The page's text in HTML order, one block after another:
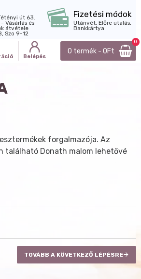
út 63.
Vásárlás és
átvétele
Szo 9-12
Fizetési módok
Utánvét, Előre utalás,
Bankkártya
Belépés
0 termék - 0Ft
0
forgalmazója. Az
található Donath malom lehetővé
TOVÁBB A KÖVETKEZŐ LÉPÉSRE